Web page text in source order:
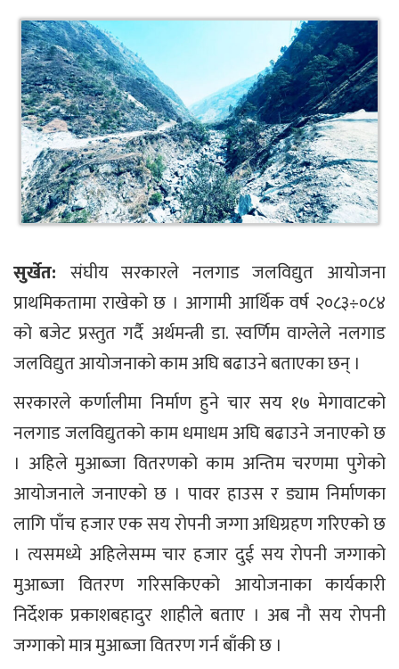
सुर्खेत: संघीय सरकारले नलगाड जलविद्युत आयोजना
प्राथमिकतामा राखेको छ । आगामी आर्थिक वर्ष २०८३÷०८४
को बजेट प्रस्तुत गर्दै अर्थमन्त्री डा. स्वर्णिम वाग्लेले नलगाड
जलविद्युत आयोजनाको काम अघि बढाउने बताएका छन् ।
सरकारले कर्णालीमा निर्माण हुने चार सय १७ मेगावाटको
नलगाड जलविद्युतको काम धमाधम अघि बढाउने जनाएको छ
। अहिले मुआब्जा वितरणको काम अन्तिम चरणमा पुगेको
आयोजनाले जनाएको छ । पावर हाउस र ड्याम निर्माणका
लागि पाँच हजार एक सय रोपनी जग्गा अधिग्रहण गरिएको छ
। त्यसमध्ये अहिलेसम्म चार हजार दुई सय रोपनी जग्गाको
मुआब्जा वितरण गरिसकिएको आयोजनाका कार्यकारी
निर्देशक प्रकाशबहादुर शाहीले बताए । अब नौ सय रोपनी
जग्गाको मात्र मुआब्जा वितरण गर्न बाँकी छ ।